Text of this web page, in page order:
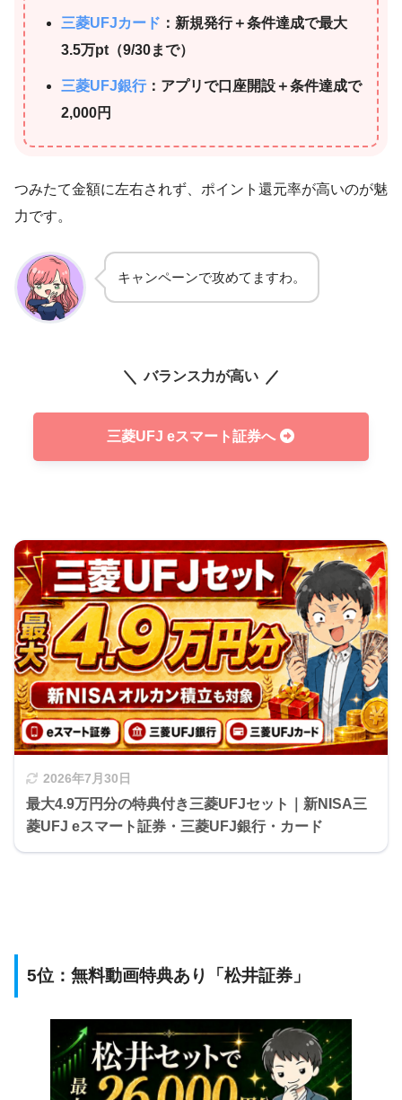
三菱UFJカード ：新規発行＋条件達成で最大
3.5万pt（9/30まで）
三菱UFJ銀行：アプリで口座開設＋条件達成で
2,000円
つみたて金額に左右されず、ポイント還元率が高いのが魅
力です。
キャンペーンで攻めてますわ。
バランス力が高い
三菱UFJ eスマート証券へ
2026年7月30日
最大4.9万円分の特典付き三菱UFJセット｜新NISA三
菱UFJ eスマート証券・三菱UFJ銀行・カード
5位：無料動画特典あり「松井証券」